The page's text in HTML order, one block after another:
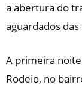
a abertura do
aguardados
A primeira
Rodeio, no